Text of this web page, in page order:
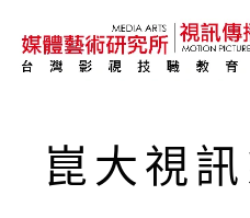
崑大視